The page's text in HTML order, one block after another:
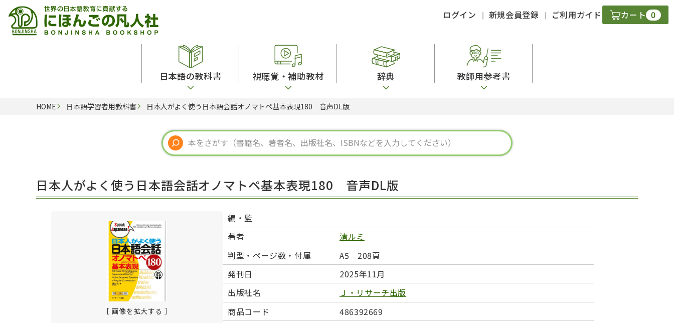
ログイン 新規会員登録 ご利用ガイド カート 0
日本語の教科書
留学生向け専門分野
子ども向け
文法
発音・聴解
作文
練習問題
日本語能力試験対策
日本留学試験対策
日本語学習関連副読本
視聴覚・補助教材
カード・ゲーム・絵教材
絵本・子ども向け補助 図表
辞典
スペイン語辞典
中国語辞典
ドイツ語辞典
ポルトガル語辞典
ロシア語辞典
語学・文法辞典
表現・用字用語辞典 比較文化辞典
教師用参考書
語彙・意味
文章・談話・表現
表記
言語学
多言語社会・言語政策
言語の諸相
アカデミック・スキル
HOME 日本語学習者用教科書 日本人がよく使う日本語会話オノマトペ基本表現180 音声DL版
日本人がよく使う日本語会話オノマトペ基本表現180 音声DL版
［ 画像を拡大する ］
編・監
著者
清ルミ
判型・ページ数・付属
A5 208頁
発刊日
2025年11月
出版社名
Ｊ・リサーチ出版
商品コード
486392669